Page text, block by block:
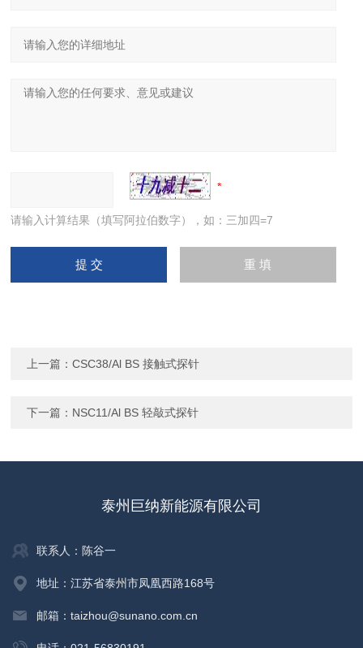
请输入计算结果（填写阿拉伯数字），如：三加四=7
上一篇：CSC38/Al BS 接触式探针
下一篇： NSC11/Al BS 轻敲式探针
泰州巨纳新能源有限公司
联系人：陈谷一
地址：江苏省泰州市凤凰西路168号
邮箱：taizhou@sunano.com.cn